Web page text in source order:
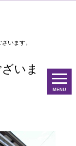
MENU
います。
いま